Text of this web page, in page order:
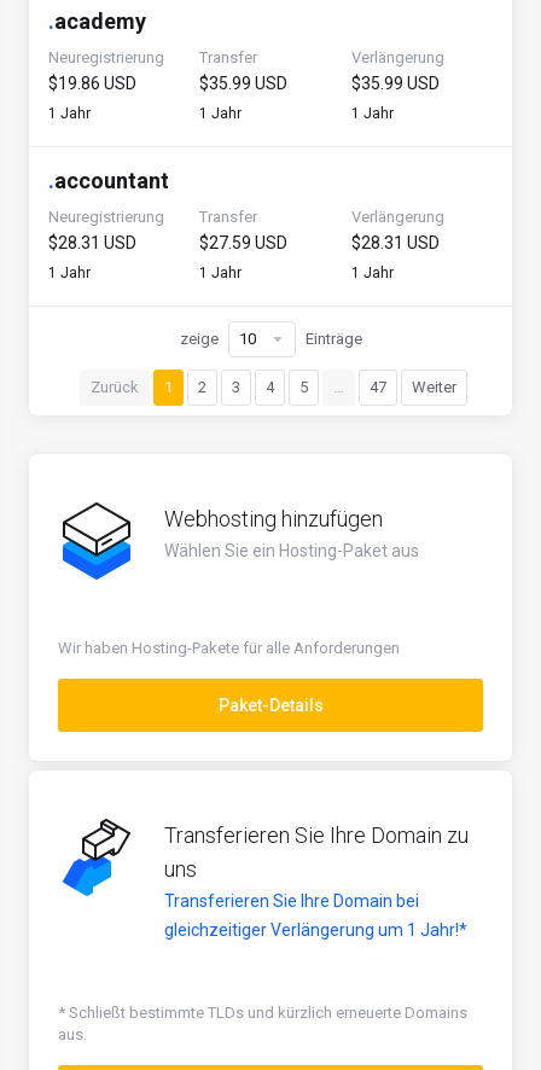
.academy
Neuregistrierung
$19.86 USD
1 Jahr
Transfer
$35.99 USD
1 Jahr
Verlängerung
$35.99 USD
1 Jahr
.accountant
Neuregistrierung
$28.31 USD
1 Jahr
Transfer
$27.59 USD
1 Jahr
Verlängerung
$28.31 USD
1 Jahr
Zurück 1 2 3 4 5 … 47 Weiter
zeige Einträge
Webhosting hinzufügen
Wählen Sie ein Hosting-Paket aus
Wir haben Hosting-Pakete für alle Anforderungen
Paket-Details
Transferieren Sie Ihre Domain zu
uns
Transferieren Sie Ihre Domain bei
gleichzeitiger Verlängerung um 1 Jahr!*
* Schließt bestimmte TLDs und kürzlich erneuerte Domains
aus.